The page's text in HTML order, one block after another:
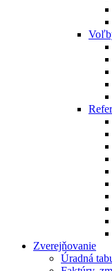
Zverejňovanie
Úradná